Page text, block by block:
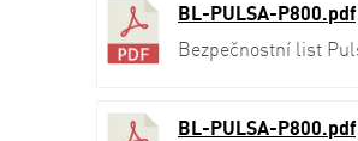
BL-PULSA-P800.pdf
Bezpečnostní list
BL-PULSA-P800.pdf